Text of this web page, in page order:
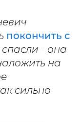
покончить с
- она
на
сильно